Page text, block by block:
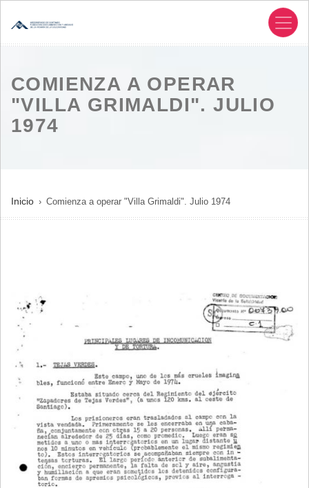
COMIENZA A OPERAR
"VILLA GRIMALDI". JULIO
1974
SOBRESCRIBIR
ENLACES
NAVEGACIÓN
Inicio Comienza a operar "Villa Grimaldi". Julio 1974